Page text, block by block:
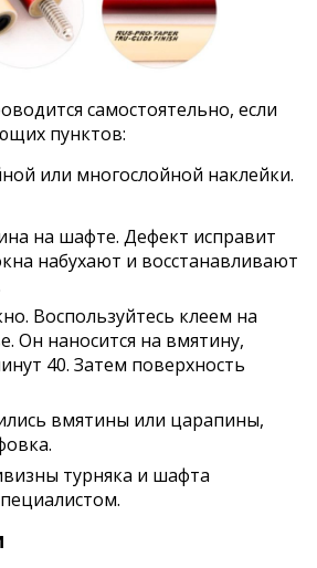
самостоятельно, если
пунктов:
или многослойной наклейки.
на шафте. Дефект исправит
набухают и восстанавливают
Воспользуйтесь клеем на
Он наносится на вмятину,
40. Затем поверхность
вмятины или царапины,
турняка и шафта